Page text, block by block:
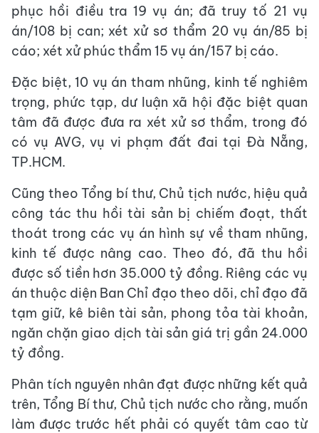
phục hồi điều tra 19 vụ án; đã truy tố 21 vụ
án/108 bị can; xét xử sơ thẩm 20 vụ án/85 bị
cáo; xét xử phúc thẩm 15 vụ án/157 bị cáo.
Đặc biệt, 10 vụ án tham nhũng, kinh tế nghiêm
trọng, phức tạp, dư luận xã hội đặc biệt quan
tâm đã được đưa ra xét xử sơ thẩm, trong đó
có vụ AVG, vụ vi phạm đất đai tại Đà Nẵng,
TP.HCM.
Cũng theo Tổng bí thư, Chủ tịch nước, hiệu quả
công tác thu hồi tài sản bị chiếm đoạt, thất
thoát trong các vụ án hình sự về tham nhũng,
kinh tế được nâng cao. Theo đó, đã thu hồi
được số tiền hơn 35.000 tỷ đồng. Riêng các vụ
án thuộc diện Ban Chỉ đạo theo dõi, chỉ đạo đã
tạm giữ, kê biên tài sản, phong tỏa tài khoản,
ngăn chặn giao dịch tài sản giá trị gần 24.000
tỷ đồng.
Phân tích nguyên nhân đạt được những kết quả
trên, Tổng Bí thư, Chủ tịch nước cho rằng, muốn
làm được trước hết phải có quyết tâm cao từ